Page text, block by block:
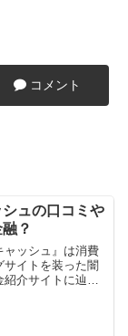
コメント
ュの口コミや
？
ャッシュ』は消費
イトを装った闇
介サイトに辿り